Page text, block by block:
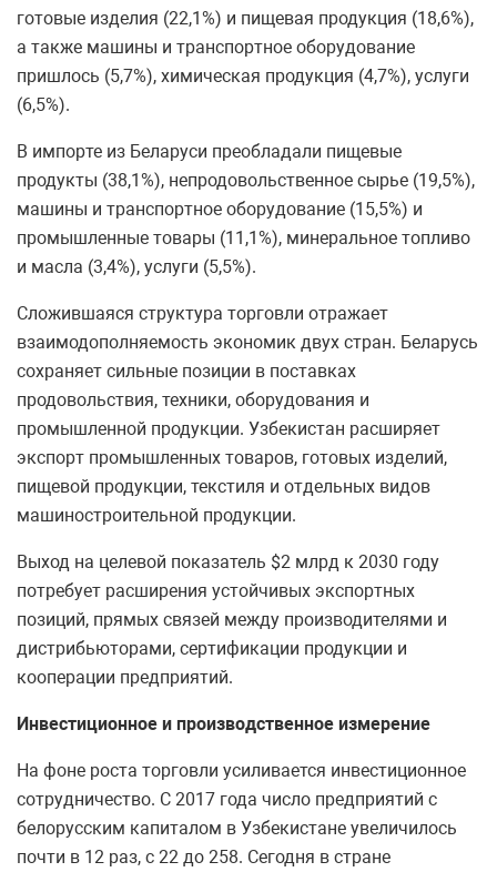
готовые изделия (22,1%) и пищевая продукция (18,6%),
а также машины и транспортное оборудование
пришлось (5,7%), химическая продукция (4,7%), услуги
(6,5%).
В импорте из Беларуси преобладали пищевые
продукты (38,1%), непродовольственное сырье (19,5%),
машины и транспортное оборудование (15,5%) и
промышленные товары (11,1%), минеральное топливо
и масла (3,4%), услуги (5,5%).
Сложившаяся структура торговли отражает
взаимодополняемость экономик двух стран. Беларусь
сохраняет сильные позиции в поставках
продовольствия, техники, оборудования и
промышленной продукции. Узбекистан расширяет
экспорт промышленных товаров, готовых изделий,
пищевой продукции, текстиля и отдельных видов
машиностроительной продукции.
Выход на целевой показатель $2 млрд к 2030 году
потребует расширения устойчивых экспортных
позиций, прямых связей между производителями и
дистрибьюторами, сертификации продукции и
кооперации предприятий.
Инвестиционное и производственное измерение
На фоне роста торговли усиливается инвестиционное
сотрудничество. С 2017 года число предприятий с
белорусским капиталом в Узбекистане увеличилось
почти в 12 раз, с 22 до 258. Сегодня в стране